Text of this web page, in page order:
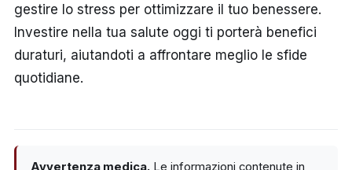
gestire lo stress per ottimizzare il tuo benessere.
Investire nella tua salute oggi ti porterà benefici
duraturi, aiutandoti a affrontare meglio le sfide
quotidiane.
Avvertenza medica. Le informazioni contenute in